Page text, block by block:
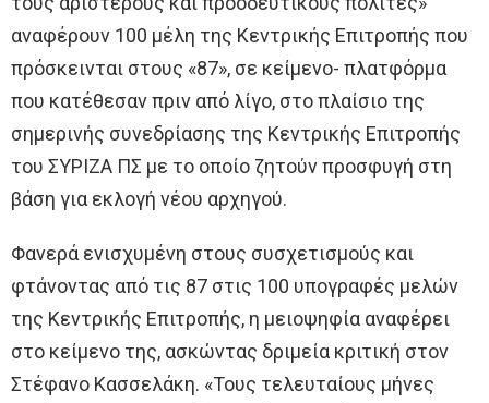
αναφέρουν 100 μέλη της Κεντρικής Επιτροπής που
πρόσκεινται στους «87», σε κείμενο- πλατφόρμα
που κατέθεσαν πριν από λίγο, στο πλαίσιο της
σημερινής συνεδρίασης της Κεντρικής Επιτροπής
του ΣΥΡΙΖΑ ΠΣ με το οποίο ζητούν προσφυγή στη
βάση για εκλογή νέου αρχηγού.
Φανερά ενισχυμένη στους συσχετισμούς και
φτάνοντας από τις 87 στις 100 υπογραφές μελών
της Κεντρικής Επιτροπής, η μειοψηφία αναφέρει
στο κείμενο της, ασκώντας δριμεία κριτική στον
Στέφανο Κασσελάκη. «Τους τελευταίους μήνες